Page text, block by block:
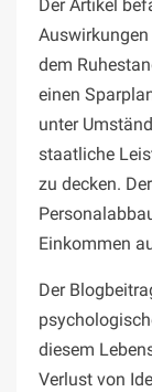
Der Artikel
dem
einen
unter
staatliche
zu decken.
Einkommen
Der
diesem
Verlust von